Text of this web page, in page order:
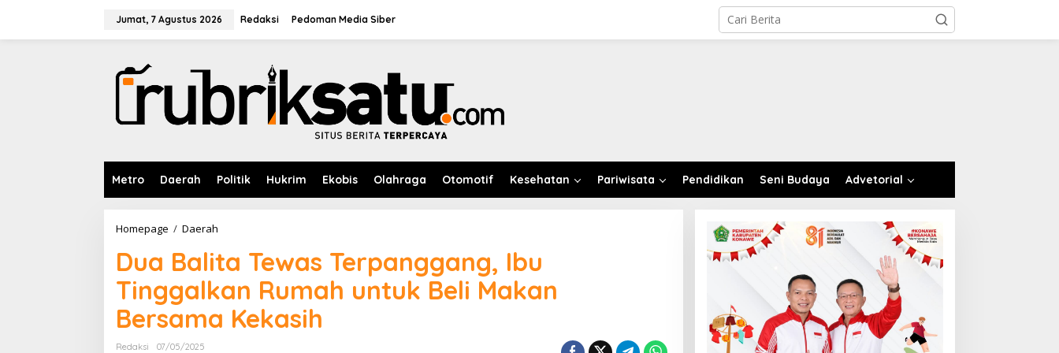
Jumat, 7 Agustus 2026 Redaksi Pedoman Media Siber
Metro Daerah Politik Hukrim Ekobis Olahraga Otomotif Kesehatan Pariwisata Pendidikan Seni Budaya Advetorial
Homepage / Daerah
a
B
a
l
i
t
Dua Balita Tewas Terpanggang, Ibu
Tinggalkan Rumah untuk Beli Makan
Bersama Kekasih
Redaksi
07/05/2025